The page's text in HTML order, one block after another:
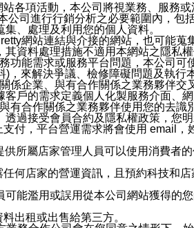
各項活動，本公司將視業務、服務
公司進行行銷分析之必要範圍內，
、處理及利用您的個人資料。
網站連結與介接的網站，也可能
資料處理措施不適用本網站之隱私
功能需求或服務平台問題，本公司
來解決爭議、檢修障礙問題及執
係企業、與有合作關係之業務夥伴
戶的需求定義個人化製服務介面、
有合作關係之業務夥伴使用您的去
過接受會員合約及隱私權政策，您
付，平台營運需求將會使用 email
所屬店家管理人員可以使用消費者
何店家的營運資訊，且預約科技和
能濫用或誤用從本公司網站獲得
出租或出售給第三方。